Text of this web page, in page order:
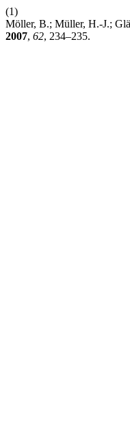
(1)
Möller, B.; Müller, H.-J.;
2007, 62, 234–235.